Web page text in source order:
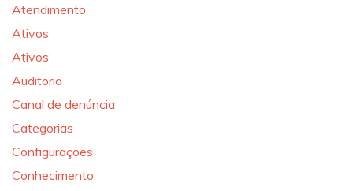
Atendimento
Ativos
Ativos
Auditoria
Canal de denúncia
Categorias
Configurações
Conhecimento